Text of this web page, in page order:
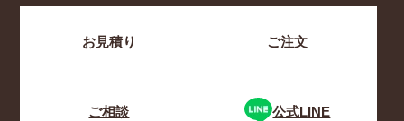
お見積り ご注文
ご相談 公式LINE